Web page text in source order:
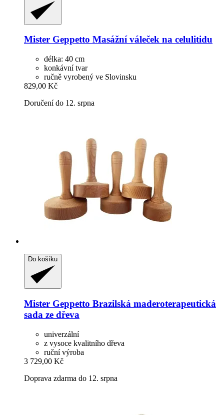
Mister Geppetto Masážní váleček na celulitidu
délka: 40 cm
konkávní tvar
ručně vyrobený ve Slovinsku
829,00 Kč
Doručení do 12. srpna
Do košíku
Mister Geppetto Brazilská maderoterapeutická
sada ze dřeva
univerzální
z vysoce kvalitního dřeva
ruční výroba
3 729,00 Kč
Doprava zdarma do 12. srpna